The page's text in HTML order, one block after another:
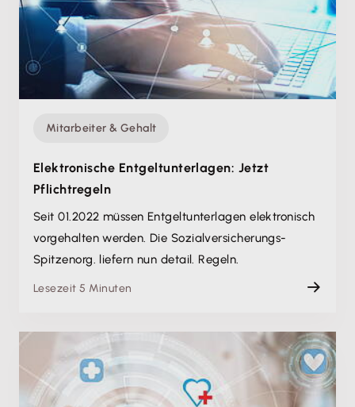
Mitarbeiter & Gehalt
Elektronische Entgeltunterlagen: Jetzt
Pflichtregeln
Seit 01.2022 müssen Entgeltunterlagen elektronisch
vorgehalten werden. Die Sozialversicherungs-
Spitzenorg. liefern nun detail. Regeln.
Lesezeit 5 Minuten